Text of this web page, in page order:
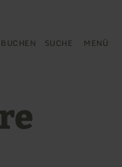
BUCHEN SUCHE MENÜ